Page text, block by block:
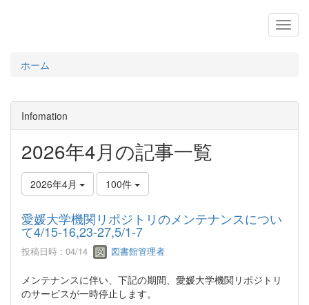
ホーム
Infomation
2026年4月の記事一覧
2026年4月 100件
愛媛大学機関リポジトリのメンテナンスについ
て4/15-16,23-27,5/1-7
投稿日時 : 04/14 図書館管理者
メンテナンスに伴い、下記の期間、愛媛大学機関リポジトリ
のサービスが一時停止します。